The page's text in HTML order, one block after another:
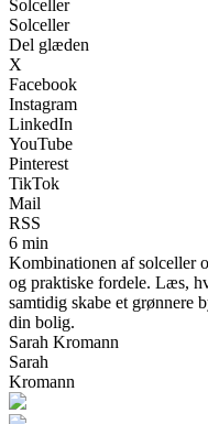
Solceller
Solceller
Del glæden
X
Facebook
Instagram
LinkedIn
YouTube
Pinterest
TikTok
Mail
RSS
6 min
Kombinationen af solceller
og praktiske fordele. Læs,
samtidig skabe et grønnere
din bolig.
Sarah Kromann
Sarah
Kromann